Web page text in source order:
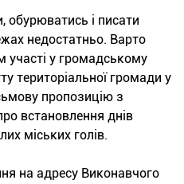
обурюватись і писати
недостатньо. Варто
участі у громадському
територіальної громади у
пропозицію з
встановлення днів
міських голів.
на адресу Виконавчого